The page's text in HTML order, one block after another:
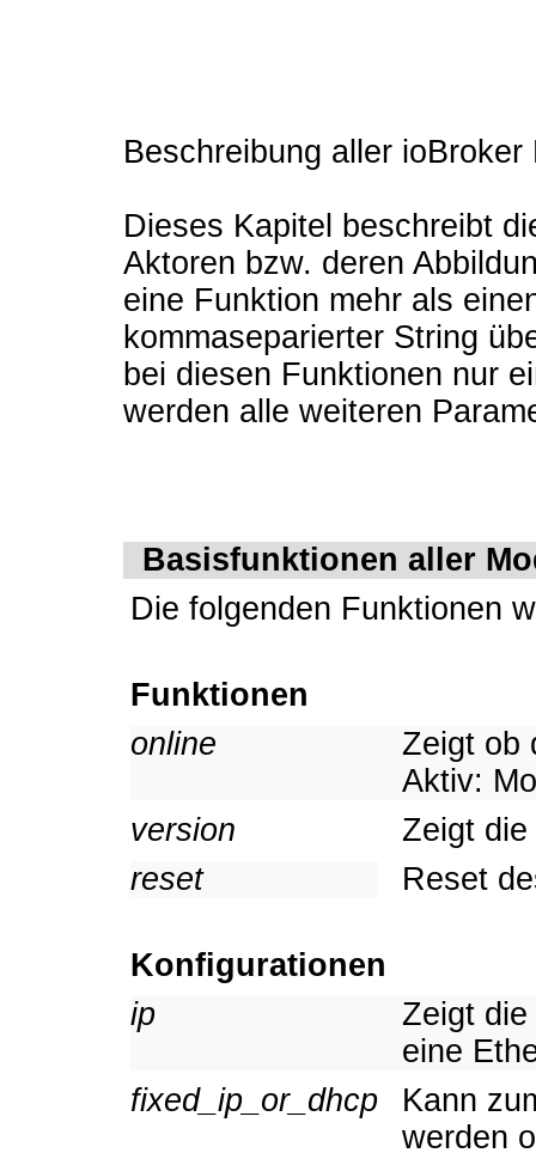
Beschreibung aller ioBroker
Dieses Kapitel beschreibt
Aktoren bzw. deren
eine Funktion mehr als
kommaseparierter String
bei diesen Funktionen nur
werden alle weiteren
Basisfunktionen aller
Die folgenden Funktionen
Funktionen
online
Zeigt ob
Aktiv:
version
Zeigt
reset
Reset
Konfigurationen
ip
Zeigt
eine
fixed_ip_or_dhcp
Kann
werden